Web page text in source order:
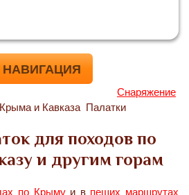
НАВИГАЦИЯ
Снаряжение
и Кавказа Палатки
для походов по
и другим горам
по Крымуи в пеших маршрутах